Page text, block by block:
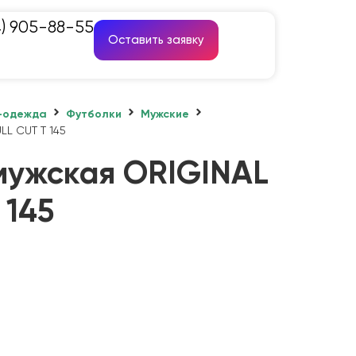
905-88-55
Оставить заявку
Футболки
Мужские
CUT T 145
ORIGINAL